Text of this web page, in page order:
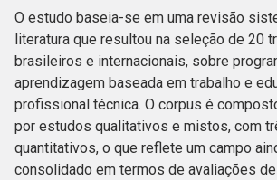
O estudo baseia-se em uma revisão
literatura que resultou na seleção de 20
brasileiros e internacionais, sobre
aprendizagem baseada em trabalho e
profissional técnica. O corpus é
por estudos qualitativos e mistos, com
quantitativos, o que reflete um campo
consolidado em termos de avaliações